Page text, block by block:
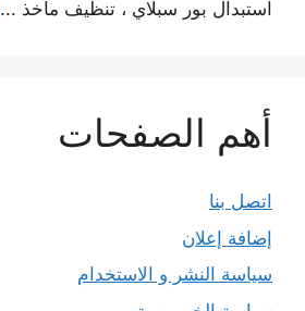
استبدال بور سبلاي ، تنظيف مآخذ ...
أهم الصفحات
اتصل بنا
إضافة إعلان
سياسة النشر و الاستخدام